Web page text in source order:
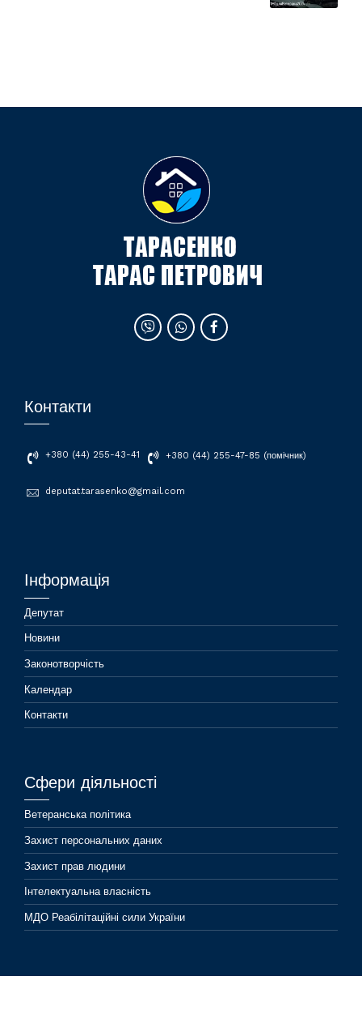
Контакти
+380 (44) 255-43-41 +380 (44) 255-47-85 (помічник)
deputat.tarasenko@gmail.com
Інформація
Депутат
Новини
Законотворчість
Календар
Контакти
Сфери діяльності
Ветеранська політика
Захист персональних даних
Захист прав людини
Інтелектуальна власність
МДО Реабілітаційні сили України